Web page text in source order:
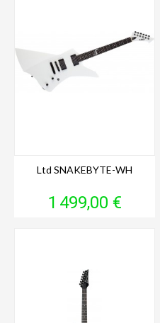
Ltd SNAKEBYTE-WH
Prix
1 499,00 €